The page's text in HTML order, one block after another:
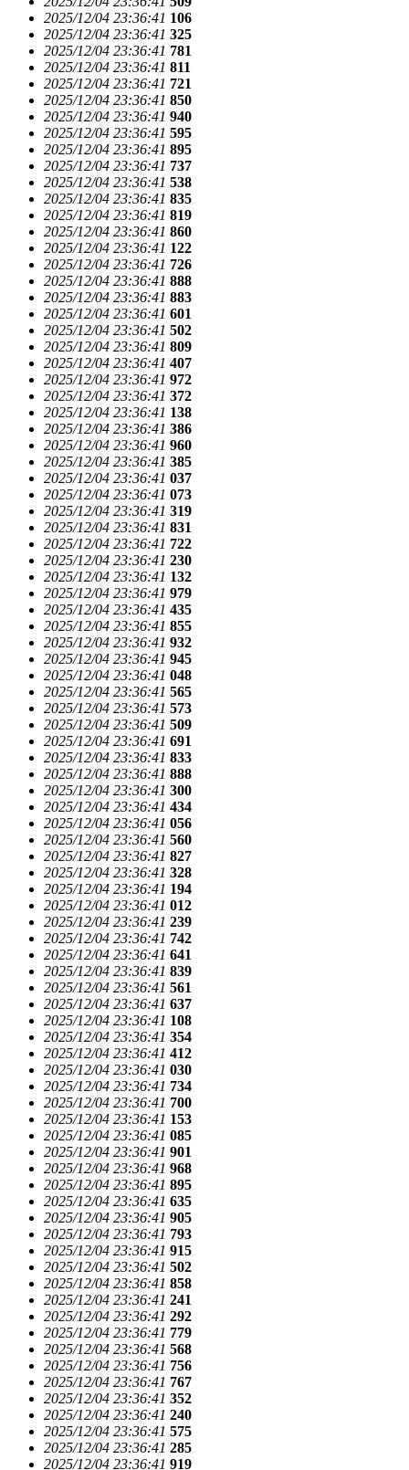
2025/12/04 23:36:41 106
2025/12/04 23:36:41 325
2025/12/04 23:36:41 781
2025/12/04 23:36:41 811
2025/12/04 23:36:41 721
2025/12/04 23:36:41 850
2025/12/04 23:36:41 940
2025/12/04 23:36:41 595
2025/12/04 23:36:41 895
2025/12/04 23:36:41 737
2025/12/04 23:36:41 538
2025/12/04 23:36:41 835
2025/12/04 23:36:41 819
2025/12/04 23:36:41 860
2025/12/04 23:36:41 122
2025/12/04 23:36:41 726
2025/12/04 23:36:41 888
2025/12/04 23:36:41 883
2025/12/04 23:36:41 601
2025/12/04 23:36:41 502
2025/12/04 23:36:41 809
2025/12/04 23:36:41 407
2025/12/04 23:36:41 972
2025/12/04 23:36:41 372
2025/12/04 23:36:41 138
2025/12/04 23:36:41 386
2025/12/04 23:36:41 960
2025/12/04 23:36:41 385
2025/12/04 23:36:41 037
2025/12/04 23:36:41 073
2025/12/04 23:36:41 319
2025/12/04 23:36:41 831
2025/12/04 23:36:41 722
2025/12/04 23:36:41 230
2025/12/04 23:36:41 132
2025/12/04 23:36:41 979
2025/12/04 23:36:41 435
2025/12/04 23:36:41 855
2025/12/04 23:36:41 932
2025/12/04 23:36:41 945
2025/12/04 23:36:41 048
2025/12/04 23:36:41 565
2025/12/04 23:36:41 573
2025/12/04 23:36:41 509
2025/12/04 23:36:41 691
2025/12/04 23:36:41 833
2025/12/04 23:36:41 888
2025/12/04 23:36:41 300
2025/12/04 23:36:41 434
2025/12/04 23:36:41 056
2025/12/04 23:36:41 560
2025/12/04 23:36:41 827
2025/12/04 23:36:41 328
2025/12/04 23:36:41 194
2025/12/04 23:36:41 012
2025/12/04 23:36:41 239
2025/12/04 23:36:41 742
2025/12/04 23:36:41 641
2025/12/04 23:36:41 839
2025/12/04 23:36:41 561
2025/12/04 23:36:41 637
2025/12/04 23:36:41 108
2025/12/04 23:36:41 354
2025/12/04 23:36:41 412
2025/12/04 23:36:41 030
2025/12/04 23:36:41 734
2025/12/04 23:36:41 700
2025/12/04 23:36:41 153
2025/12/04 23:36:41 085
2025/12/04 23:36:41 901
2025/12/04 23:36:41 968
2025/12/04 23:36:41 895
2025/12/04 23:36:41 635
2025/12/04 23:36:41 905
2025/12/04 23:36:41 793
2025/12/04 23:36:41 915
2025/12/04 23:36:41 502
2025/12/04 23:36:41 858
2025/12/04 23:36:41 241
2025/12/04 23:36:41 292
2025/12/04 23:36:41 779
2025/12/04 23:36:41 568
2025/12/04 23:36:41 756
2025/12/04 23:36:41 767
2025/12/04 23:36:41 352
2025/12/04 23:36:41 240
2025/12/04 23:36:41 575
2025/12/04 23:36:41 285
2025/12/04 23:36:41 919